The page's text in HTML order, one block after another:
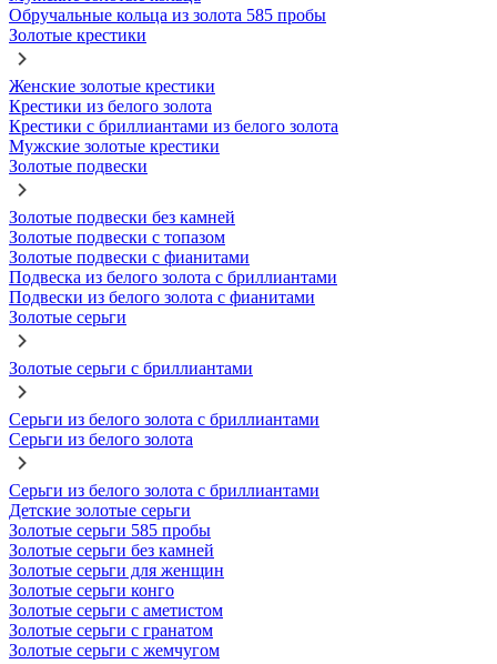
Обручальные кольца из золота 585 пробы
Золотые крестики
Женские золотые крестики
Крестики из белого золота
Крестики с бриллиантами из белого золота
Мужские золотые крестики
Золотые подвески
Золотые подвески без камней
Золотые подвески с топазом
Золотые подвески с фианитами
Подвеска из белого золота с бриллиантами
Подвески из белого золота с фианитами
Золотые серьги
Золотые серьги с бриллиантами
Серьги из белого золота с бриллиантами
Серьги из белого золота
Серьги из белого золота с бриллиантами
Детские золотые серьги
Золотые серьги 585 пробы
Золотые серьги без камней
Золотые серьги для женщин
Золотые серьги конго
Золотые серьги с аметистом
Золотые серьги с гранатом
Золотые серьги с жемчугом